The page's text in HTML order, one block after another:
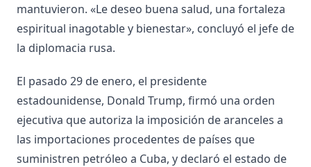
mantuvieron. «Le deseo buena salud, una fortaleza
espiritual inagotable y bienestar», concluyó el jefe de
la diplomacia rusa.
El pasado 29 de enero, el presidente
estadounidense, Donald Trump, firmó una orden
ejecutiva que autoriza la imposición de aranceles a
las importaciones procedentes de países que
suministren petróleo a Cuba, y declaró el estado de